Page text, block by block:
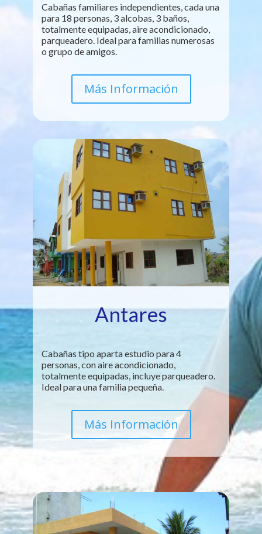
Cabañas familiares independientes, cada una
para 18 personas, 3 alcobas, 3 baños,
totalmente equipadas, aire acondicionado,
parqueadero. Ideal para familias numerosas
o grupo de amigos.
Más Información
Antares
Cabañas tipo aparta estudio para 4
personas, con aire acondicionado,
totalmente equipadas, incluye parqueadero.
Ideal para una familia pequeña.
Más Información